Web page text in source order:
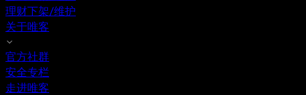
理财下架/维护
关于唯客
官方社群
安全专栏
走进唯客